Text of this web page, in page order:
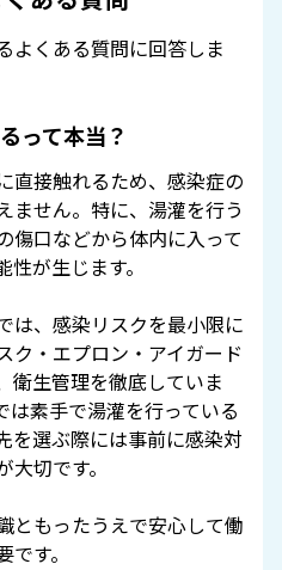
よくある質問に回答しま
って本当？
直接触れるため、感染症の
ません。特に、湯灌を行う
傷口などから体内に入って
が生じます。
は、感染リスクを最小限に
ク・エプロン・アイガード
衛生管理を徹底していま
は素手で湯灌を行っている
を選ぶ際には事前に感染対
切です。
ともったうえで安心して働
す。